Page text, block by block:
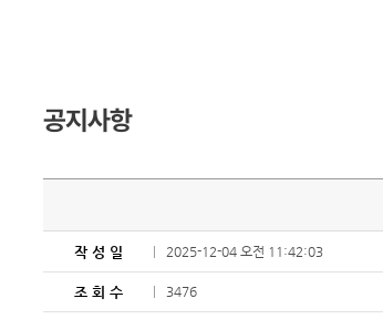
공지사항
작 성 일 2025-12-04 오전 11:42:03
조 회 수 3476